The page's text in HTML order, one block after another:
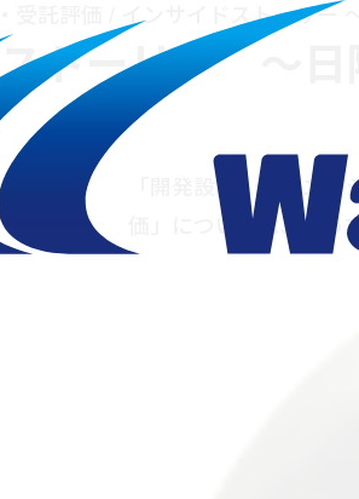
インサイドストーリー
ストーリー ～日
「開発設計」は、エ
価」については、どう